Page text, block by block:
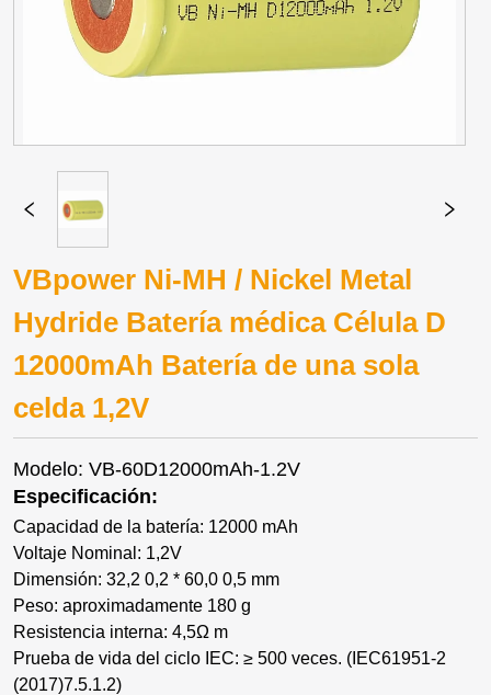
VBpower Ni-MH / Nickel Metal
Hydride Batería médica Célula D
12000mAh Batería de una sola
celda 1,2V
Modelo: VB-60D12000mAh-1.2V
Especificación:
Capacidad de la batería: 12000 mAh
Voltaje Nominal: 1,2V
Dimensión: 32,2 0,2 * 60,0 0,5 mm
Peso: aproximadamente 180 g
Resistencia interna: 4,5Ω m
Prueba de vida del ciclo IEC: ≥ 500 veces. (IEC61951-2
(2017)7.5.1.2)